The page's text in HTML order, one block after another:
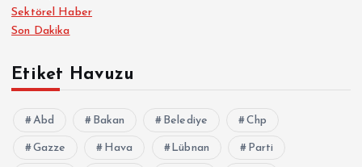
Sektörel Haber
Son Dakika
Etiket Havuzu
Abd Bakan Belediye Chp
Gazze Hava Lübnan Parti